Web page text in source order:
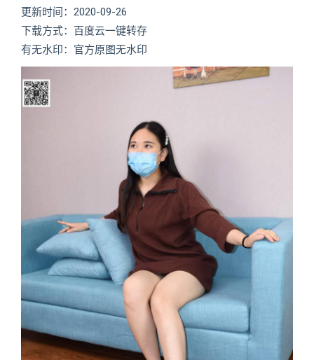
更新时间：2020-09-26
下载方式：百度云一键转存
有无水印：官方原图无水印